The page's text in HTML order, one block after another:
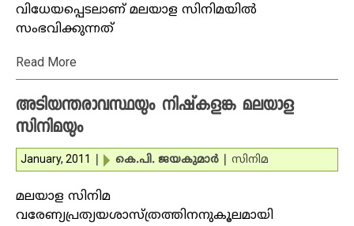
വിധേയപ്പെടലാണ് മലയാള സിനിമയില്‍
സംഭവിക്കുന്നത്
Read More
അടിയന്തരാവസ്ഥയും നിഷ്‌കളങ്ക മലയാള
സിനിമയും
January, 2011 കെ.പി. ജയകുമാര്‍ സിനിമ
മലയാള സിനിമ
വരേണ്യപ്രത്യയശാസ്ത്രത്തിനനുകൂലമായി